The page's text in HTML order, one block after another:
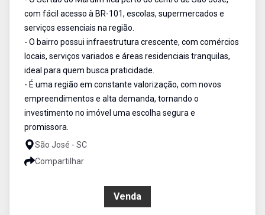
com fácil acesso à BR-101, escolas, supermercados e
serviços essenciais na região.
- O bairro possui infraestrutura crescente, com comércios
locais, serviços variados e áreas residenciais tranquilas,
ideal para quem busca praticidade.
- É uma região em constante valorização, com novos
empreendimentos e alta demanda, tornando o
investimento no imóvel uma escolha segura e
promissora.
São José - SC
Compartilhar
Venda